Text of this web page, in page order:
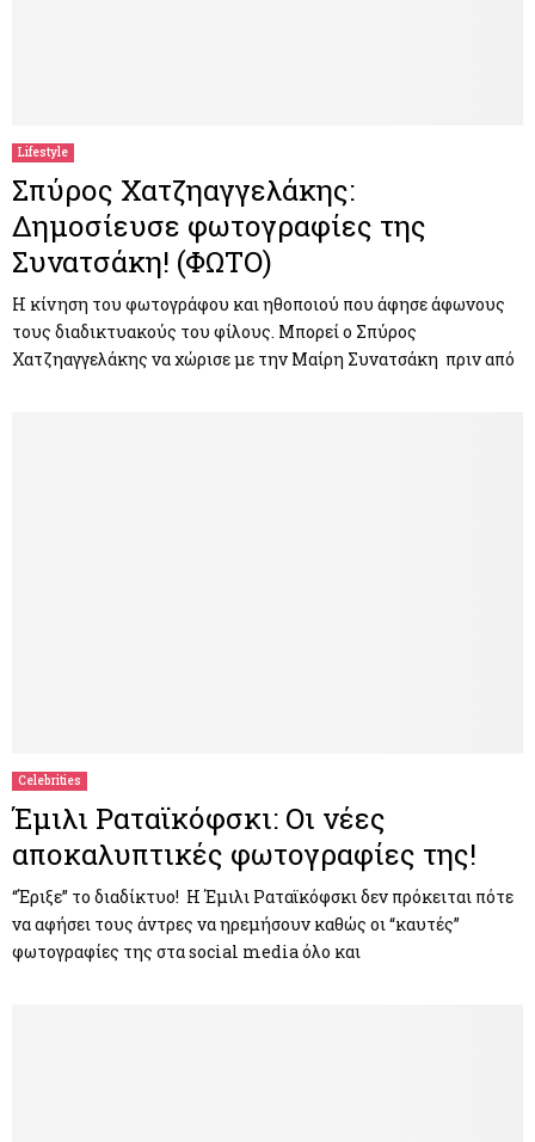
Lifestyle
Σπύρος Χατζηαγγελάκης:
Δημοσίευσε φωτογραφίες της
Συνατσάκη! (ΦΩΤΟ)
Η κίνηση του φωτογράφου και ηθοποιού που άφησε άφωνους
τους διαδικτυακούς του φίλους. Μπορεί ο Σπύρος
Χατζηαγγελάκης να χώρισε με την Μαίρη Συνατσάκη πριν από
Celebrities
Έμιλι Ραταϊκόφσκι: Οι νέες
αποκαλυπτικές φωτογραφίες της!
“Έριξε” το διαδίκτυο! Η Έμιλι Ραταϊκόφσκι δεν πρόκειται πότε
να αφήσει τους άντρες να ηρεμήσουν καθώς οι “καυτές”
φωτογραφίες της στα social media όλο και